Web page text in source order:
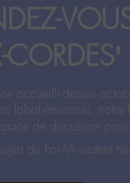
accueilli depuis
labohémiennes,
de discussion pour
du For-M- restent